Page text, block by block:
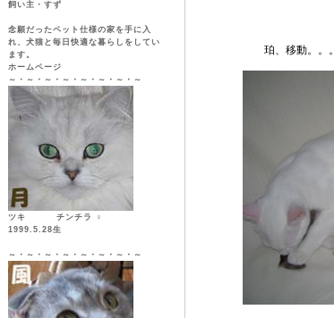
飼い主・すず
念願だったペット仕様の家を手に入
れ、犬猫と毎日快適な暮らしをしてい
ます。
ホームページ
～・～・～・～・～・～・～・～
ツキ チンチラ ♀
1999.5.28生
～・～・～・～・～・～・～・～
珀、移動。。。